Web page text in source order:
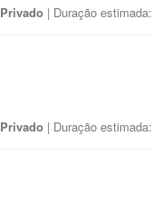
Privado | Duração estimada:
Privado | Duração estimada: